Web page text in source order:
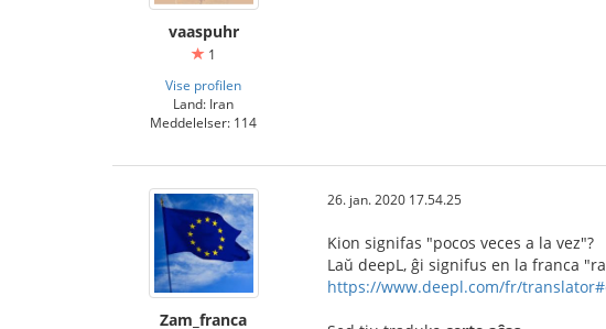
vaaspuhr
1
Vise profilen
Land: Iran
Meddelelser: 114
Zam_franca
26. jan. 2020 17.54.25
Kion signifas "pocos veces a la vez"?
Laŭ deepL, ĝi signifus en la franca
https://www.deepl.com/fr/